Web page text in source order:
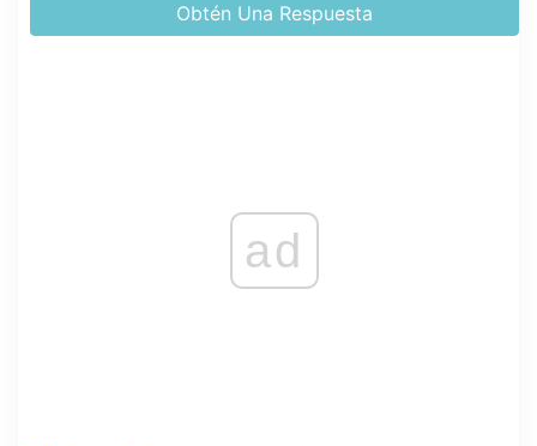
Obtén Una Respuesta
ad